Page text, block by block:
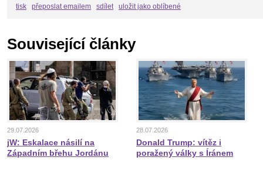
tisk přeposlat emailem sdílet uložit jako oblíbené
Související články
29.07.2026
jW: Eskalace násilí na
Západním břehu Jordánu
28.07.2026
Donald Trump: vítěz i
poražený války s Íránem